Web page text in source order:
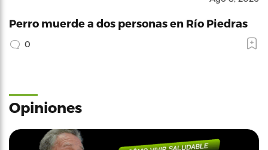
Perro muerde a dos personas en Río Piedras
0
Opiniones